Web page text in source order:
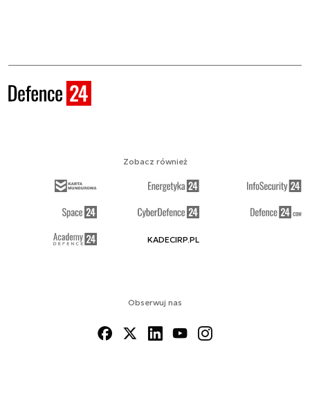
Obserwuj nas
Zobacz również
KADECIRP.PL